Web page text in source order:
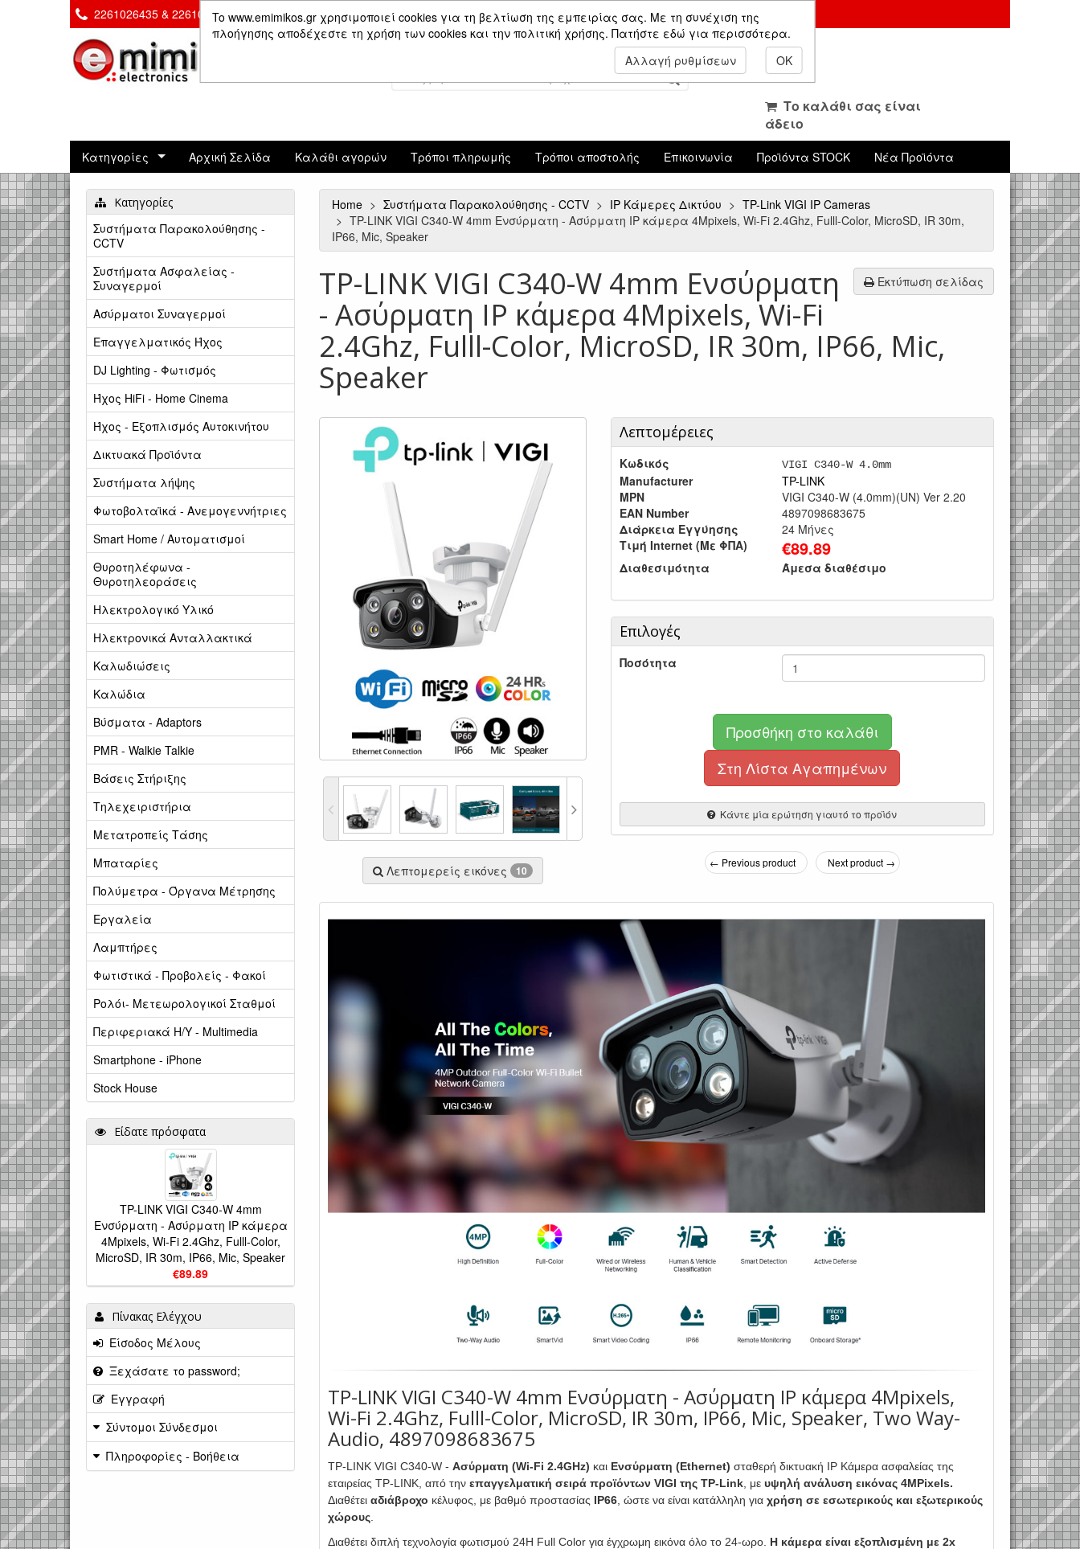
To www.emimikos.gr χρησιμοποιεί cookies για τη βελτίωση της εμπειρίας σας. Με τη συνέχιση της
πλοήγησης αποδέχεστε τη χρήση των cookies και την πολιτική χρήσης.Πατήστε εδώ για περισσότερα.
Αλλαγή ρυθμίσεων
OK
2261026435 & 2261081666 Επικοινωνία Είσοδος Μέλους
Το καλάθι σας είναι
άδειο
Κατηγορίες Αρχική Σελίδα Καλάθι αγορών Τρόποι πληρωμής Τρόποι αποστολής Επικοινωνία Προϊόντα STOCK Νέα Προϊόντα
Home Συστήματα Παρακολούθησης - CCTV IP Κάμερες Δικτύου
TP-Link VIGI IP Cameras
TP-LINK VIGI C340-W 4mm Ενσύρματη - Ασύρματη IP κάμερα 4Mpixels, Wi-Fi 2.4Ghz, Fulll-Color, MicroSD, IR 30m,
IP66, Mic, Speaker
Εκτύπωση σελίδας
TP-LINK VIGI C340-W 4mm Ενσύρματη
- Ασύρματη IP κάμερα 4Mpixels, Wi-Fi
2.4Ghz, Fulll-Color, MicroSD, IR 30m, IP66, Mic,
Speaker
Λεπτομερείς εικόνες 10
Λεπτομέρειες
Κωδικός VIGI C340-W 4.0mm
Manufacturer
TP-LINK
MPN
VIGI C340-W (4.0mm)(UN) Ver 2.20
EAN Number
4897098683675
Διάρκεια Εγγύησης
24 Μήνες
Τιμή Internet (Με ΦΠΑ)
€89.89
Διαθεσιμότητα Άμεσα διαθέσιμο
Επιλογές
Ποσότητα
Προσθήκη στο καλάθι
Στη Λίστα Αγαπημένων
Κάντε μία ερώτηση γιαυτό το προϊόν
← Previous product Next product →
TP-LINK VIGI C340-W 4mm Ενσύρματη - Ασύρματη IP κάμερα 4Mpixels,
Wi-Fi 2.4Ghz, Fulll-Color, MicroSD, IR 30m, IP66, Mic, Speaker, Two Way-
Audio, 4897098683675
TP-LINK VIGI C340-W - Ασύρματη (Wi-Fi 2.4GHz) και Ενσύρματη (Ethernet) σταθερή δικτυακή IP Κάμερα ασφαλείας της
εταιρείας TP-LINK, από την επαγγελματική σειρά προϊόντων VIGI της TP-Link , με υψηλή ανάλυση εικόνας 4MPixels.
Διαθέτει αδιάβροχο κέλυφος, με βαθμό προστασίας IP66 , ώστε να είναι κατάλληλη για χρήση σε εσωτερικούς και εξωτερικούς
χώρους
Διαθέτει διπλή τεχνολογία φωτισμού 24H Full Color για έγχρωμη εικόνα όλο το 24-ωρο. Η κάμερα είναι εξοπλισμένη με 2x
Κατηγορίες
Συστήματα Παρακολούθησης -
CCTV
Συστήματα Ασφαλείας -
Συναγερμοί
Ασύρματοι Συναγερμοί
Επαγγελματικός Ήχος
DJ Lighting - Φωτισμός
Ήχος HiFi - Home Cinema
Ήχος - Εξοπλισμός Αυτοκινήτου
Δικτυακά Προϊόντα
Συστήματα λήψης
Φωτοβολταϊκά - Ανεμογεννήτριες
Smart Home / Αυτοματισμοί
Θυροτηλέφωνα -
Θυροτηλεοράσεις
Ηλεκτρολογικό Υλικό
Ηλεκτρονικά Ανταλλακτικά
Καλωδιώσεις
Καλώδια
Βύσματα - Adaptors
PMR - Walkie Talkie
Βάσεις Στήριξης
Τηλεχειριστήρια
Μετατροπείς Τάσης
Μπαταρίες
Πολύμετρα - Όργανα Μέτρησης
Εργαλεία
Λαμπτήρες
Φωτιστικά - Προβολείς - Φακοί
Ρολόι- Μετεωρολογικοί Σταθμοί
Περιφεριακά Η/Υ - Multimedia
Smartphone - iPhone
Stock House
Είδατε πρόσφατα
TP-LINK VIGI C340-W 4mm
Ενσύρματη - Ασύρματη IP κάμερα
4Mpixels, Wi-Fi 2.4Ghz, Fulll-Color,
MicroSD, IR 30m, IP66, Mic, Speaker
€89.89
Πίνακας Ελέγχου
Είσοδος Μέλους
Ξεχάσατε το password;
Εγγραφή
Σύντομοι Σύνδεσμοι
Πληροφορίες - Βοήθεια